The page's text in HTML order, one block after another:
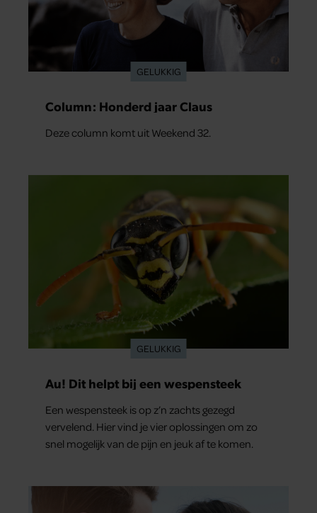
GELUKKIG
Column: Honderd jaar Claus
Deze column komt uit Weekend 32.
GELUKKIG
Au! Dit helpt bij een wespensteek
Een wespensteek is op z’n zachts gezegd
vervelend. Hier vind je vier oplossingen om zo
snel mogelijk van de pijn en jeuk af te komen.